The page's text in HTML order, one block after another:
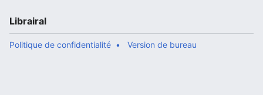
Librairal
Politique de confidentialité Version de bureau